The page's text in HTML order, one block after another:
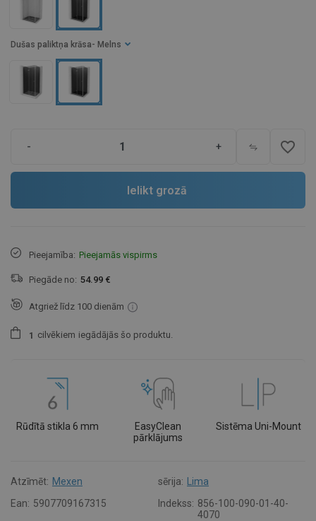
Dušas paliktņa krāsa - Melns
- + favorite_border
Ielikt grozā
Pieejamība: Pieejamās vispirms
Piegāde no: 54.99 €
Atgriež līdz 100 dienām
1 cilvēkiem iegādājās šo produktu.
Rūdītā stikla 6 mm
EasyClean
pārklājums
Sistēma Uni-Mount
Atzīmēt: Mexen sērija:
Lima
Ean: 5907709167315 Indekss: 856-100-090-01-40-
4070